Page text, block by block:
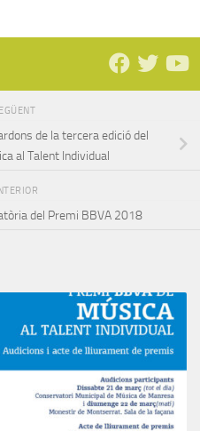
de la tercera edició del
al Talent Individual
del Premi BBVA 2018